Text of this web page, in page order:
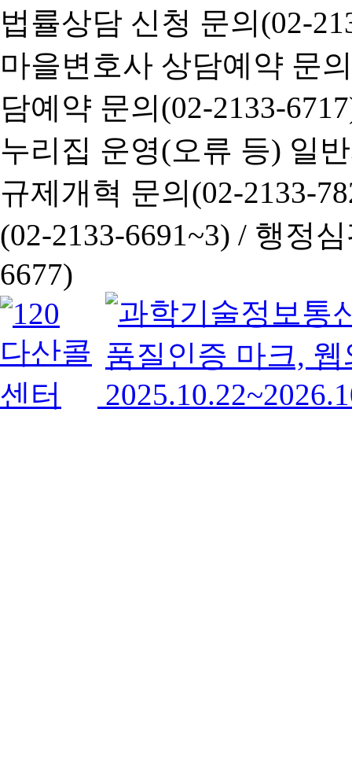
법률상담 신청 문의(02-
마을변호사 상담예약 문
담예약 문의(02-2133-
누리집 운영(오류 등) 일
규제개혁 문의(02-2133-
(02-2133-6691~3) / 행정심
6677)